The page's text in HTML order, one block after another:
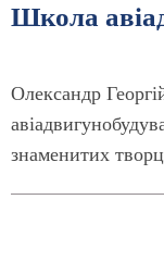
Школа
Олександр
знаменитих